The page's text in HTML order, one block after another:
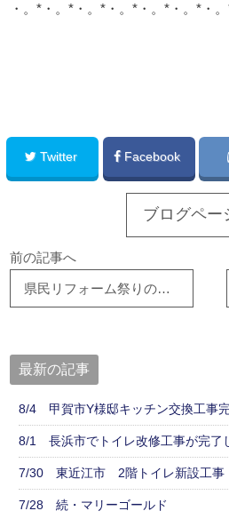
・。*・。*・。*・。*・。*・。*・
Twitter Facebook
ブログペー
前の記事へ
県民リフォーム祭りの最終日
最新の記事
8/4 甲賀市Y様邸キッチン交換工事完
8/1 長浜市でトイレ改修工事が完了
7/30 東近江市 2階トイレ新設工事
7/28 続・マリーゴールド